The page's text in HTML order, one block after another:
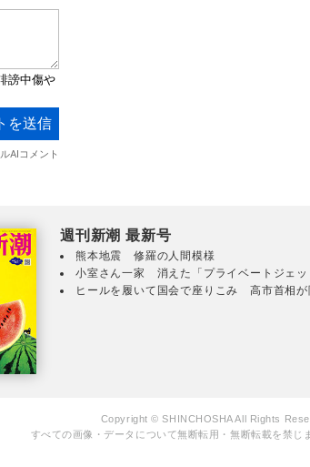
週刊新潮 最新号
熊本地震 修羅の人間模様
小室さん一家 消えた「プライベートジェッ
ヒールを履いて国会で座りこみ 高市首相
Copyright © SHINCHOSHA All Rights
すべての画像・データについて無断転用・無断転載を禁じ